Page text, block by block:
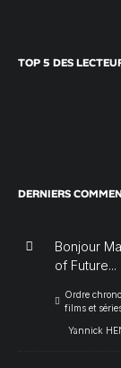
TOP 5 DES
DERNIERS
Bonjour
of Future...
Ordre
films et
Yannick